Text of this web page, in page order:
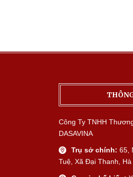
Công Ty TNHH
DASAVINA
Trụ sở chính: 65,
Tuệ, Xã Đại Thanh, Hà